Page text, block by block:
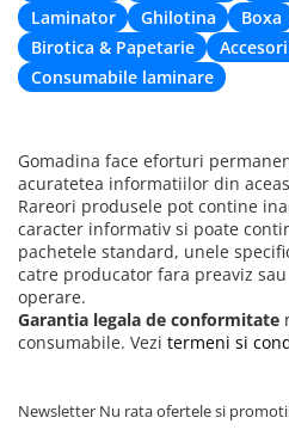
Laminator
Ghilotina Boxa
Birotica & Papetarie
Consumabile laminare
Gomadina face eforturi
acuratetea informatiilor din
Rareori produsele pot contine
caracter informativ si poate
pachetele standard, unele
catre producator fara preaviz
operare.
Garantia legala de conformitate
consumabile. Vezi termeni si
Newsletter Nu rata ofertele si